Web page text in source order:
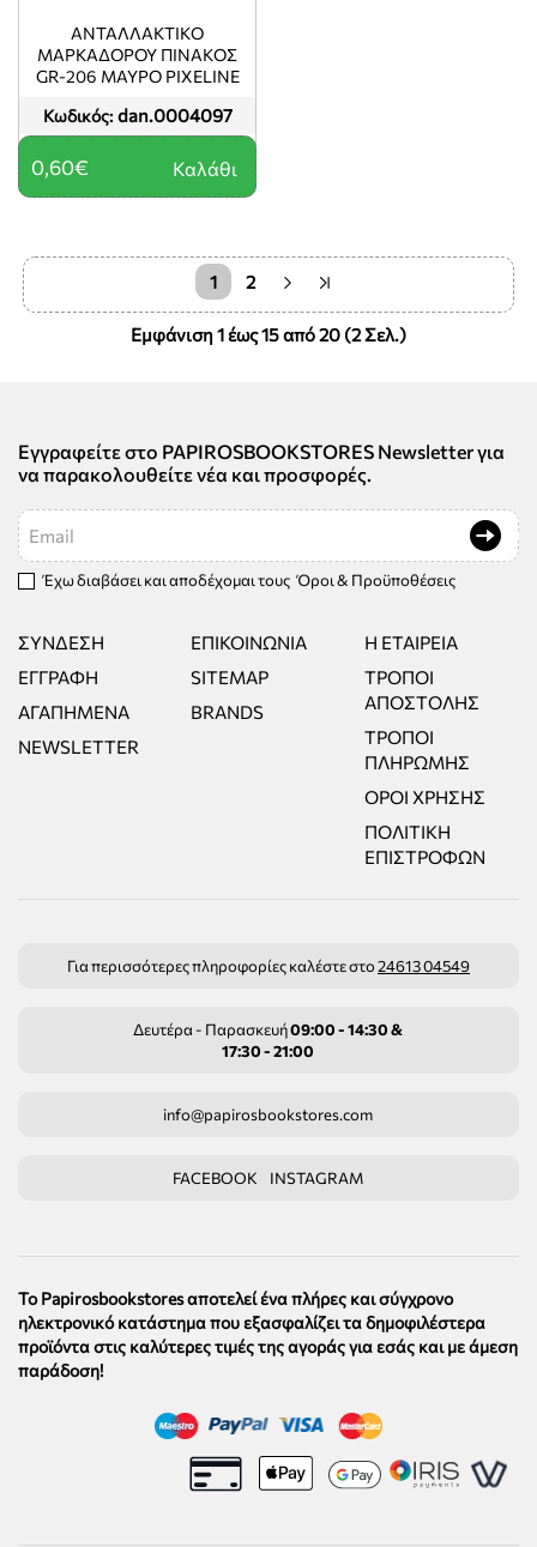
Κωδικός: dan.0004097
ΑΝΤΑΛΛΑΚΤΙΚΟ
ΜΑΡΚΑΔΟΡΟΥ ΠΙΝΑΚΟΣ
GR-206 ΜΑΥΡΟ PIXELINE
0,60€ Καλάθι
1 2
Εμφάνιση 1 έως 15 από 20 (2 Σελ.)
Εγγραφείτε στο PAPIROSBOOKSTORES Newsletter για
να παρακολουθείτε νέα και προσφορές.
Email
Έχω διαβάσει και αποδέχομαι τους Όροι & Προϋποθέσεις
ΣΎΝΔΕΣΗ
ΕΓΓΡΑΦΉ
ΑΓΑΠΗΜΈΝΑ
NEWSLETTER
ΕΠΙΚΟΙΝΩΝΊΑ
SITEMAP
BRANDS
Η ΕΤΑΙΡΕΊΑ
ΤΡΌΠΟΙ
ΑΠΟΣΤΟΛΉΣ
ΤΡΌΠΟΙ
ΠΛΗΡΩΜΉΣ
ΌΡΟΙ ΧΡΉΣΗΣ
ΠΟΛΙΤΙΚΉ
ΕΠΙΣΤΡΟΦΏΝ
Για περισσότερες πληροφορίες καλέστε στο24613 04549
Δευτέρα - Παρασκευή09:00 - 14:30 &
17:30 - 21:00
info@papirosbookstores.com
FACEBOOK INSTAGRAM
Το Papirosbookstores αποτελεί ένα πλήρες και σύγχρονο
ηλεκτρονικό κατάστημα που εξασφαλίζει τα δημοφιλέστερα
προϊόντα στις καλύτερες τιμές της αγοράς για εσάς και με άμεση
παράδοση!